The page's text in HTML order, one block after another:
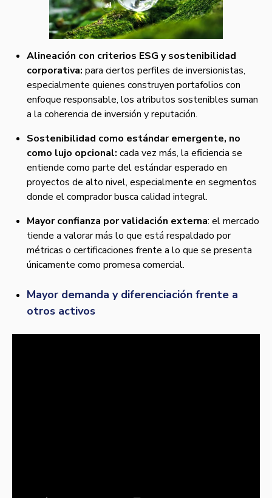
Alineación con criterios ESG y sostenibilidad
corporativa: para ciertos perfiles de inversionistas,
especialmente quienes construyen portafolios con
enfoque responsable, los atributos sostenibles suman
a la coherencia de inversión y reputación.
Sostenibilidad como estándar emergente, no
como lujo opcional: cada vez más, la eficiencia se
entiende como parte del estándar esperado en
proyectos de alto nivel, especialmente en segmentos
donde el comprador busca calidad integral.
Mayor confianza por validación externa: el mercado
tiende a valorar más lo que está respaldado por
métricas o certificaciones frente a lo que se presenta
únicamente como promesa comercial.
Mayor demanda y diferenciación frente a
otros activos